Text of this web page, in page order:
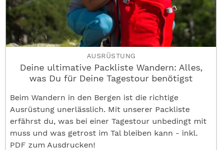
AUSRÜSTUNG
Deine ultimative Packliste Wandern: Alles,
was Du für Deine Tagestour benötigst
Beim Wandern in den Bergen ist die richtige
Ausrüstung unerlässlich. Mit unserer Packliste
erfährst du, was bei einer Tagestour unbedingt mit
muss und was getrost im Tal bleiben kann - inkl.
PDF zum Ausdrucken!